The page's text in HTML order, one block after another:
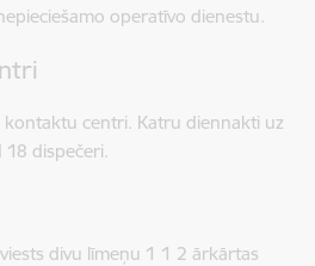
operatīvo dienestu.
centri. Katru diennakti uz
18 dispečeri.
divu līmeņu 1 1 2 ārkārtas